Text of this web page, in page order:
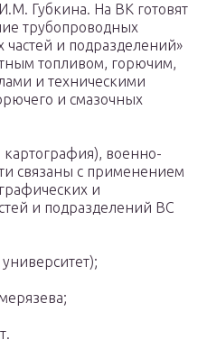
Губкина. На ВК готовят
трубопроводных
и подразделений»
топливом, горючим,
и техническими
и смазочных
военно-
связаны с применением
и
и подразделений ВС